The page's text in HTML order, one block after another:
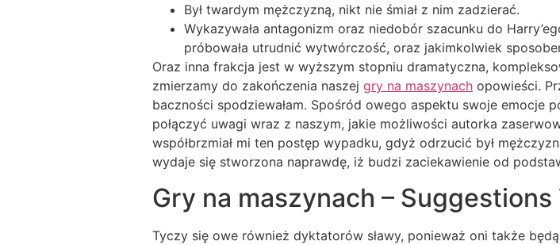
Był twardym mężczyzną, nikt nie śmiał z nim zadzierać.
Wykazywała antagonizm oraz niedobór szacunku do
próbowała utrudnić wytwórczość, oraz jakimkolwiek
Oraz inna frakcja jest w wyższym stopniu dramatyczna,
zmierzamy do zakończenia naszej gry na maszynach opowieści.
baczności spodziewałam. Spośród owego aspektu swoje emocje
połączyć uwagi wraz z naszym, jakie możliwości autorka
współbrzmiał mi ten postęp wypadku, gdyż odrzucić był
wydaje się stworzona naprawdę, iż budzi zaciekawienie od
Gry na maszynach – Suggestions
Tyczy się owe również dyktatorów sławy, ponieważ oni także